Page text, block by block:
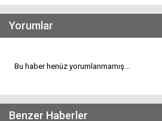
Yorumlar
Bu haber henüz yorumlanmamış...
Benzer Haberler